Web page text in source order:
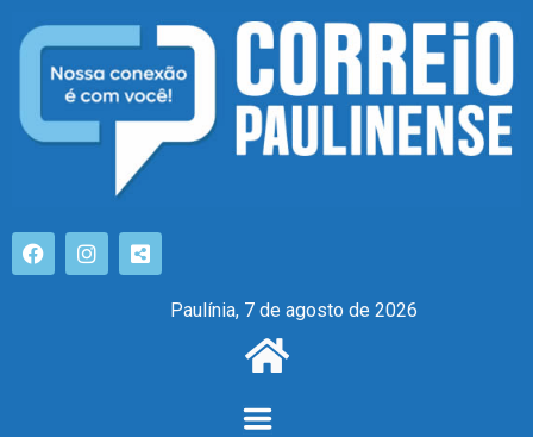
Paulínia, 7 de agosto de 2026